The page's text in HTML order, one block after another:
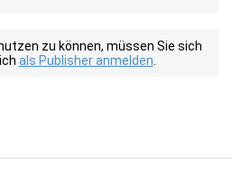
zu können, müssen Sie sich
als Publisher anmelden